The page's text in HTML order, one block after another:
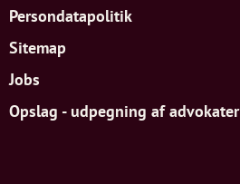
Persondatapolitik
Sitemap
Jobs
Opslag - udpegning af advokater